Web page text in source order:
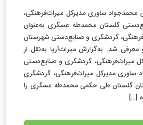
ساوری مدیرکل میراث‌فرهنگی،
گلستان محمدطه عسگری به‌عنوان
گردشگری و صنایع‌دستی شهرستان
شد. به‌گزارش میراث‌آریا به‌نقل از
میراث‌فرهنگی، گردشگری و صنایع‌دستی
ساوری مدیرکل میراث‌فرهنگی، گردشگری
گلستان طی حکمی محمدطه عسگری را
[…]